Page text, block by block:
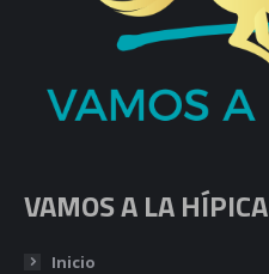
VAMOS A LA HÍPICA
Inicio